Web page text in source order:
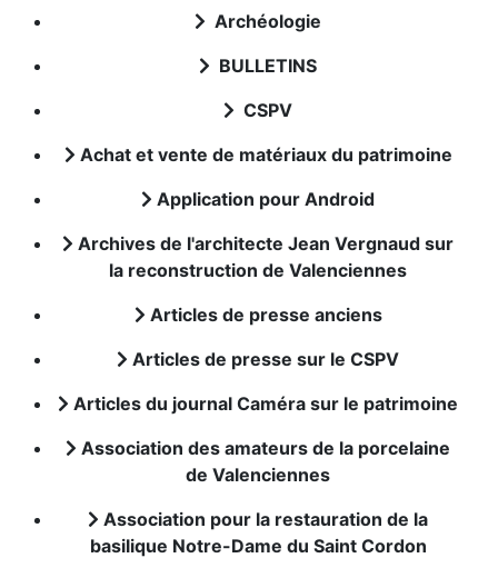
Archéologie
BULLETINS
CSPV
Achat et vente de matériaux du patrimoine
Application pour Android
Archives de l'architecte Jean Vergnaud sur
la reconstruction de Valenciennes
Articles de presse anciens
Articles de presse sur le CSPV
Articles du journal Caméra sur le patrimoine
Association des amateurs de la porcelaine
de Valenciennes
Association pour la restauration de la
basilique Notre-Dame du Saint Cordon